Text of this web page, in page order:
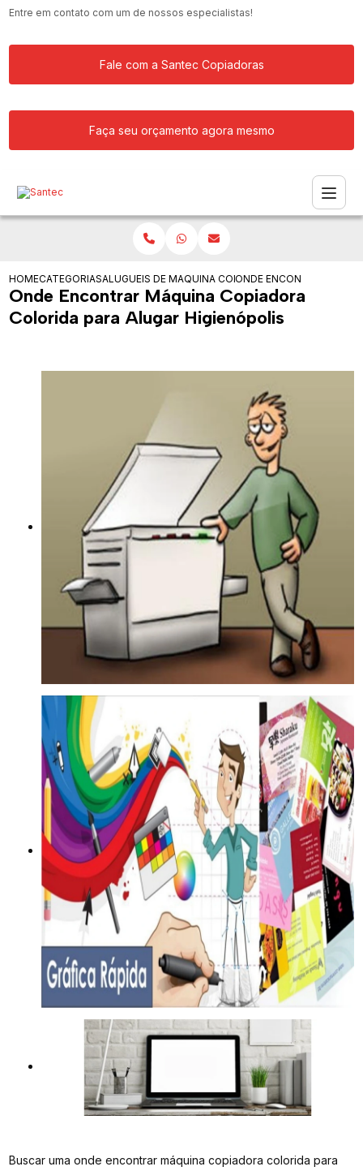
Entre em contato com um de nossos especialistas!
Fale com a Santec Copiadoras
Faça seu orçamento agora mesmo
HOMECATEGORIASALUGUEIS DE COPIADORASMAQUINA COPIADORA PARA ALUGAR
ONDE ENCONTRAR
Onde Encontrar Máquina Copiadora
Colorida para Alugar Higienópolis
Buscar uma onde encontrar máquina copiadora colorida para